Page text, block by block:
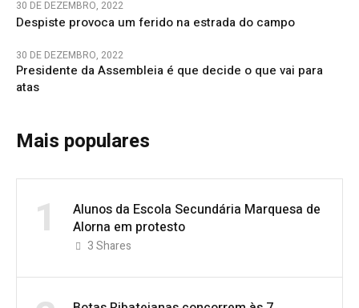
30 DE DEZEMBRO, 2022
Despiste provoca um ferido na estrada do campo
30 DE DEZEMBRO, 2022
Presidente da Assembleia é que decide o que vai para
atas
Mais populares
1
Alunos da Escola Secundária Marquesa de
Alorna em protesto
3Shares